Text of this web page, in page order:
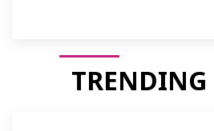
TRENDING